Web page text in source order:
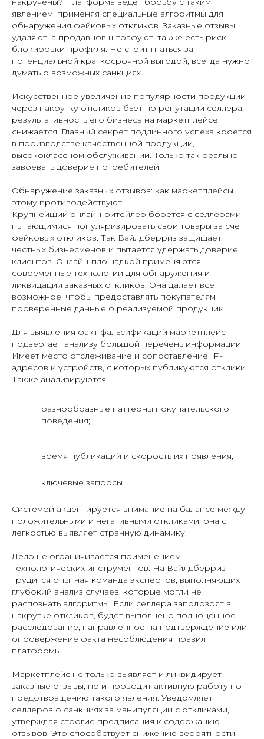
явлением, применяя специальные алгоритмы для
обнаружения фейковых откликов. Заказные отзывы
удаляют, а продавцов штрафуют, также есть риск
блокировки профиля. Не стоит гнаться за
потенциальной краткосрочной выгодой, всегда нужно
думать о возможных санкциях.
Искусственное увеличение популярности продукции
через накрутку откликов бьет по репутации селлера,
результативность его бизнеса на маркетплейсе
снижается. Главный секрет подлинного успеха кроется
в производстве качественной продукции,
высококлассном обслуживании. Только так реально
завоевать доверие потребителей.
Обнаружение заказных отзывов: как маркетплейсы
этому противодействуют
Крупнейший онлайн-ритейлер борется с селлерами,
пытающимися популяризировать свои товары за счет
фейковых откликов. Так Вайлдберриз защищает
честных бизнесменов и пытается удержать доверие
клиентов. Онлайн-площадкой применяются
современные технологии для обнаружения и
ликвидации заказных откликов. Она далает все
возможное, чтобы предоставлять покупателям
проверенные данные о реализуемой продукции.
Для выявления факт фальсификаций маркетплейс
подвергает анализу большой перечень информации.
Имеет место отслеживание и сопоставление IP-
адресов и устройств, с которых публикуются отклики.
Также анализируются:
разнообразные паттерны покупательского
поведения;
время публикаций и скорость их появления;
ключевые запросы.
Системой акцентируется внимание на балансе между
положительными и негативными откликами, она с
легкостью выявляет странную динамику.
Дело не ограничивается применением
технологических инструментов. На Вайлдберриз
трудится опытная команда экспертов, выполняющих
глубокий анализ случаев, которые могли не
распознать алгоритмы. Если селлера заподозрят в
накрутке откликов, будет выполнено полноценное
расследование, направленное на подтверждение или
опровержение факта несоблюдения правил
платформы.
Маркетплейс не только выявляет и ликвидирует
заказные отзывы, но и проводит активную работу по
предотвращению такого явления. Уведомляет
селлеров о санкциях за манипуляции с откликами,
утверждая строгие предписания к содержанию
отзывов. Это способствует снижению вероятности